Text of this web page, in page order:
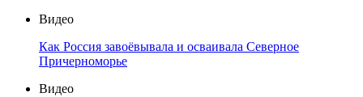
Видео
Как Россия завоёвывала и осваивала Северное
Причерноморье
Видео